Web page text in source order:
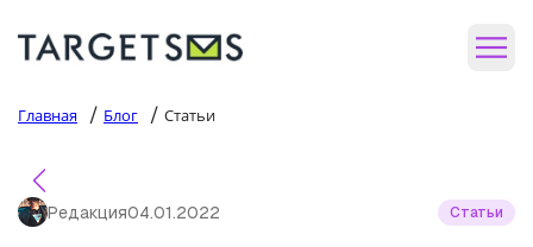
Главная / Блог / Статьи
Редакция04.01.2022 Статьи